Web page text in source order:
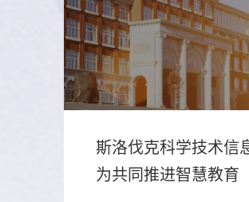
斯洛伐克科学技术信
为共同推进智慧教育